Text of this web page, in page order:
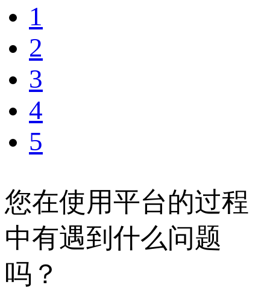
1
2
3
4
5
您在使用平台的过程
中有遇到什么问题
吗？